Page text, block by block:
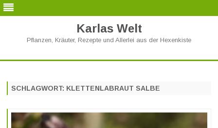
Karlas Welt
Pflanzen, Kräuter, Rezepte und Allerlei aus der Hexenkiste
SCHLAGWORT: KLETTENLABRAUT SALBE